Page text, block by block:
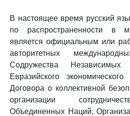
В настоящее время русский
по распространенности в
является официальным или
авторитетных
Содружества Независимых
Евразийского
Договора о коллективной
организации
Объединенных Наций,